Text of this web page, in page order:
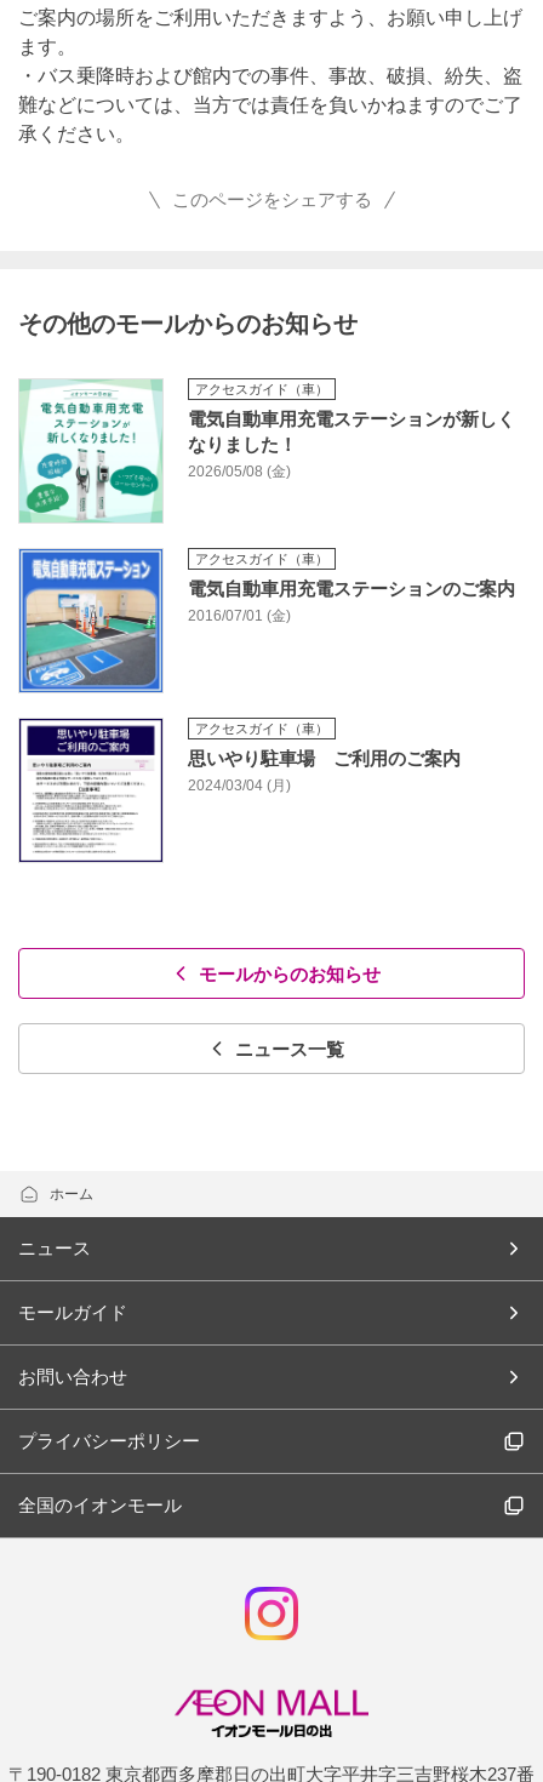
ご案内の場所をご利用いただきますよう、お願い申し上げ
ます。
・バス乗降時および館内での事件、事故、破損、紛失、盗
難などについては、当方では責任を負いかねますのでご了
承ください。
このページをシェアする
その他のモールからのお知らせ
アクセスガイド（車）
電気自動車用充電ステーションが新しく
なりました！
2026/05/08 (金)
アクセスガイド（車）
電気自動車用充電ステーションのご案内
2016/07/01 (金)
アクセスガイド（車）
思いやり駐車場 ご利用のご案内
2024/03/04 (月)
モールからのお知らせ
ニュース一覧
ホーム
ニュース
モールガイド
お問い合わせ
プライバシーポリシー
全国のイオンモール
〒190-0182 東京都西多摩郡日の出町大字平井字三吉野桜木237番